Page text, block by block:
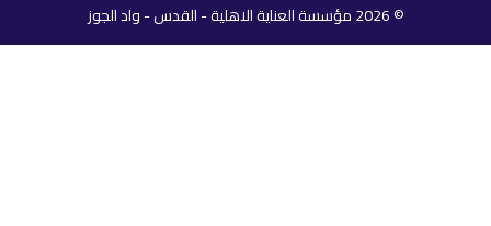
© 2026 مؤسسة العناية الاهلية - القدس - واد الجوز